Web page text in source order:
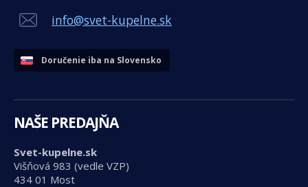
info@svet-kupelne.sk
Doručenie iba na Slovensko
NAŠE PREDAJŇA
Svet-kupelne.sk
Višňová 983 (vedle VZP)
434 01 Most